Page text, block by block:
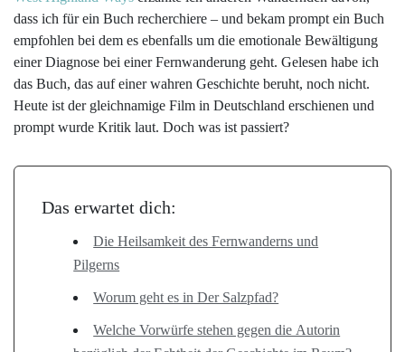
dass ich für ein Buch recherchiere – und bekam prompt ein Buch
empfohlen bei dem es ebenfalls um die emotionale Bewältigung
einer Diagnose bei einer Fernwanderung geht. Gelesen habe ich
das Buch, das auf einer wahren Geschichte beruht, noch nicht.
Heute ist der gleichnamige Film in Deutschland erschienen und
prompt wurde Kritik laut. Doch was ist passiert?
Das erwartet dich:
Die Heilsamkeit des Fernwanderns und
Pilgerns
Worum geht es in Der Salzpfad?
Welche Vorwürfe stehen gegen die Autorin